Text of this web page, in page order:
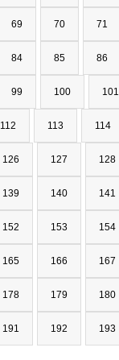
69 70 71
84 85 86
99 100 101
112 113 114
126 127 128
139 140 141
152 153 154
165 166 167
178 179 180
191 192 193